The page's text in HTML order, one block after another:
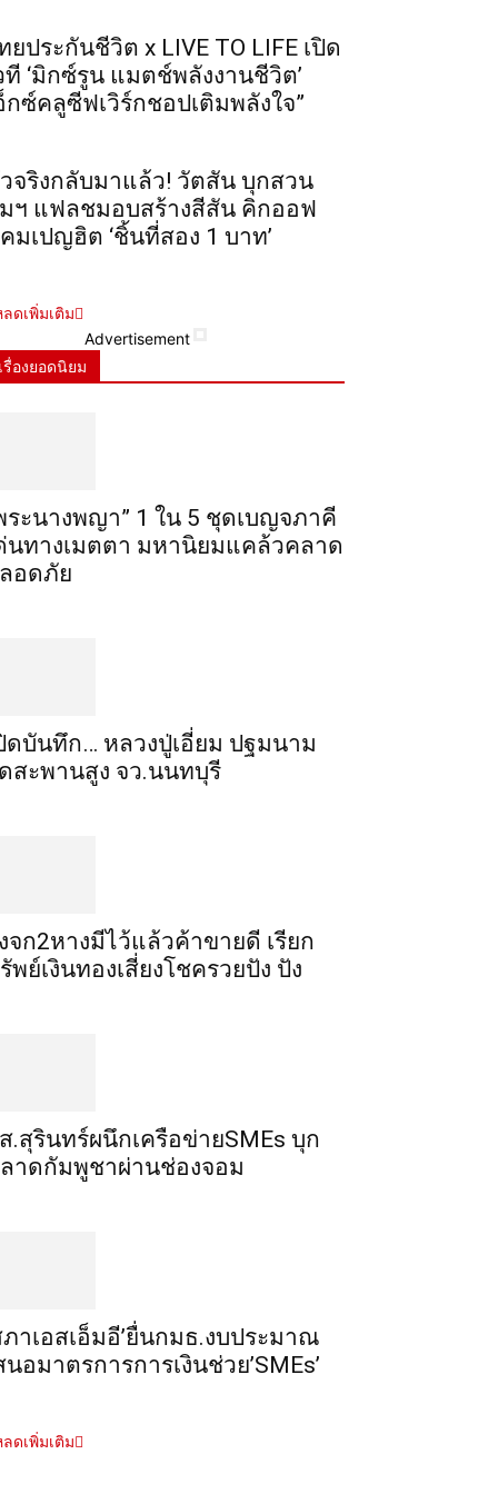
ยประกันชีวิต x LIVE TO LIFE เปิด
ที ‘มิกซ์รูน แมตช์พลังงานชีวิต’
กซ์คลูซีฟเวิร์กชอปเติมพลังใจ”
จริงกลับมาแล้ว! วัตสัน บุกสวน
ฯ แฟลชมอบสร้างสีสัน คิกออฟ
มเปญฮิต ‘ชิ้นที่สอง 1 บาท’
ดเพิ่มเติม
Advertisement
เรื่องยอดนิยม
ระ​นาง​พญา” 1 ใน 5​ ชุดเบญจ​ภาคี​
นทางเมตตา​ มหา​นิยม​แคล้วคลาด​
อดภัย​
ดบันทึก… หลวงปู่เอี่ยม ​ปฐม​นาม​
สะพานสูง​ จว.นนทบุรี
จก​2​หาง​มีไว้แล้ว​ค้าขาย​ดี​ เรียก​
พย์เงินทอง​เสี่ยงโชค​รวยปัง​ ปัง​
.สุรินทร์ผนึกเครือข่ายSMEs บุก
าดกัมพูชาผ่านช่องจอม
ภาเอสเอ็มอี’ยื่นกมธ.งบประมาณ
นอมาตรการการเงินช่วย’SMEs’
ดเพิ่มเติม